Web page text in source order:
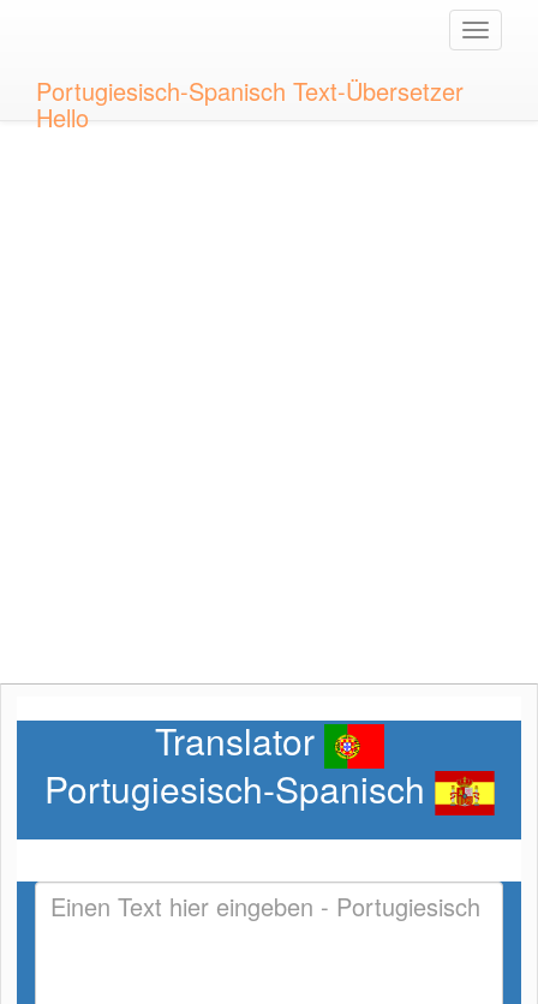
Toggle
Portugiesisch-Spanisch Text-Übersetzer
Hello
Translator
Portugiesisch-Spanisch